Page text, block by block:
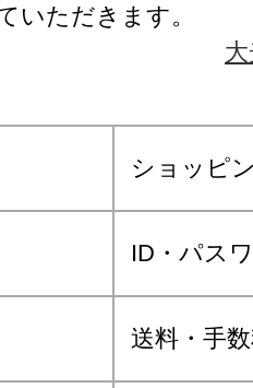
いただきます。
ショッピ
ID・パス
送料・手